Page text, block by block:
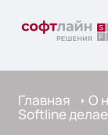
Главная О
Softline